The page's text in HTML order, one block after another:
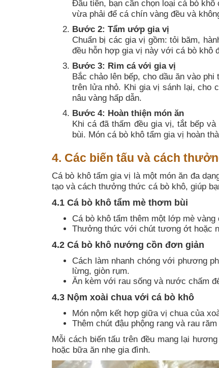
Đầu tiên, bạn cần chọn loại cá bò
vừa phải để cá chín vàng đều và
Bước 2: Tẩm ướp gia vị
Chuẩn bị các gia vị gồm: tỏi băm,
đều hỗn hợp gia vị này với cá bò khô
Bước 3: Rim cá với gia vị
Bắc chảo lên bếp, cho dầu ăn vào
trên lửa nhỏ. Khi gia vị sánh lại, cho
nâu vàng hấp dẫn.
Bước 4: Hoàn thiện món ăn
Khi cá đã thấm đều gia vị, tắt bếp
bùi. Món cá bò khô tẩm gia vị hoàn
4. Các biến tấu và cách
Cá bò khô tẩm gia vị là một món ăn đa
tạo và cách thưởng thức cá bò khô, giúp
4.1 Cá bò khô tẩm mè thơm bùi
Cá bò khô tẩm thêm một lớp mè
Thưởng thức với chút tương ớt hoặc
4.2 Cá bò khô nướng cồn đơn giản
Cách làm nhanh chóng với phương
lừng, giòn rụm.
Ăn kèm với rau sống và nước chấm
4.3 Nộm xoài chua với cá bò khô
Món nộm kết hợp giữa vị chua của
Thêm chút đậu phộng rang và rau
Mỗi cách biến tấu trên đều mang lại
hoặc bữa ăn nhẹ gia đình.